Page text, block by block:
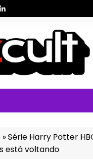
»Série Harry Potter
está voltando